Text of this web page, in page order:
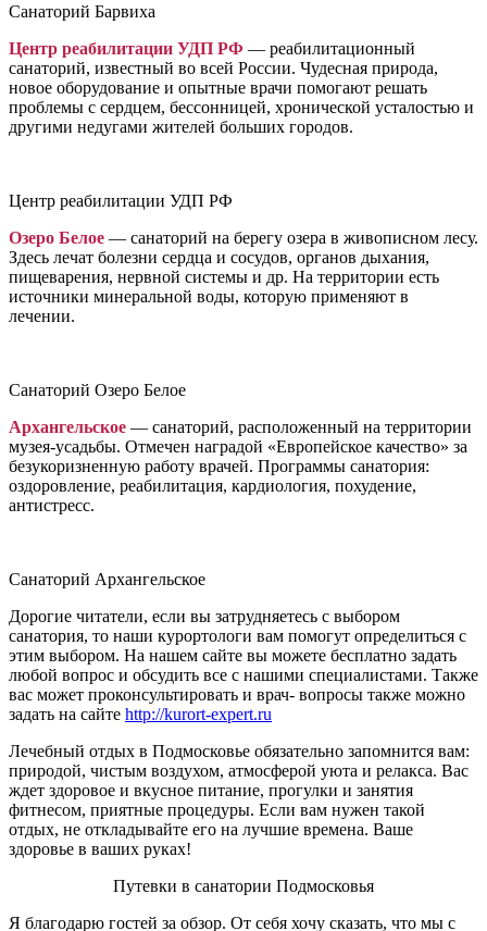
Санаторий Барвиха
Центр реабилитации УДП РФ — реабилитационный
санаторий, известный во всей России. Чудесная природа,
новое оборудование и опытные врачи помогают решать
проблемы с сердцем, бессонницей, хронической усталостью и
другими недугами жителей больших городов.
Центр реабилитации УДП РФ
Озеро Белое — санаторий на берегу озера в живописном лесу.
Здесь лечат болезни сердца и сосудов, органов дыхания,
пищеварения, нервной системы и др. На территории есть
источники минеральной воды, которую применяют в
лечении.
Санаторий Озеро Белое
Архангельское — санаторий, расположенный на территории
музея-усадьбы. Отмечен наградой «Европейское качество» за
безукоризненную работу врачей. Программы санатория:
оздоровление, реабилитация, кардиология, похудение,
антистресс.
Санаторий Архангельское
Дорогие читатели, если вы затрудняетесь с выбором
санатория, то наши курортологи вам помогут определиться с
этим выбором. На нашем сайте вы можете бесплатно задать
любой вопрос и обсудить все с нашими специалистами. Также
вас может проконсультировать и врач- вопросы также можно
задать на сайте http://kurort-expert.ru
Лечебный отдых в Подмосковье обязательно запомнится вам:
природой, чистым воздухом, атмосферой уюта и релакса. Вас
ждет здоровое и вкусное питание, прогулки и занятия
фитнесом, приятные процедуры. Если вам нужен такой
отдых, не откладывайте его на лучшие времена. Ваше
здоровье в ваших руках!
Путевки в санатории Подмосковья
Я благодарю гостей за обзор. От себя хочу сказать, что мы с